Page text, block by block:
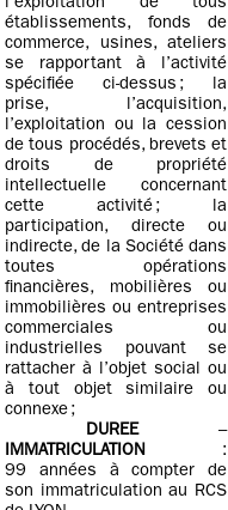
l’exploitation de tous
établissements, fonds de
commerce, usines, ateliers
se rapportant à l’activité
spécifiée ci-dessus ; la
prise, l’acquisition,
l’exploitation ou la cession
de tous procédés, brevets et
droits de propriété
intellectuelle concernant
cette activité ; la
participation, directe ou
indirecte, de la Société dans
toutes opérations
financières, mobilières ou
immobilières ou entreprises
commerciales ou
industrielles pouvant se
rattacher à l’objet social ou
à tout objet similaire ou
connexe ;
DUREE–
IMMATRICULATION :
99 années à compter de
son immatriculation au RCS